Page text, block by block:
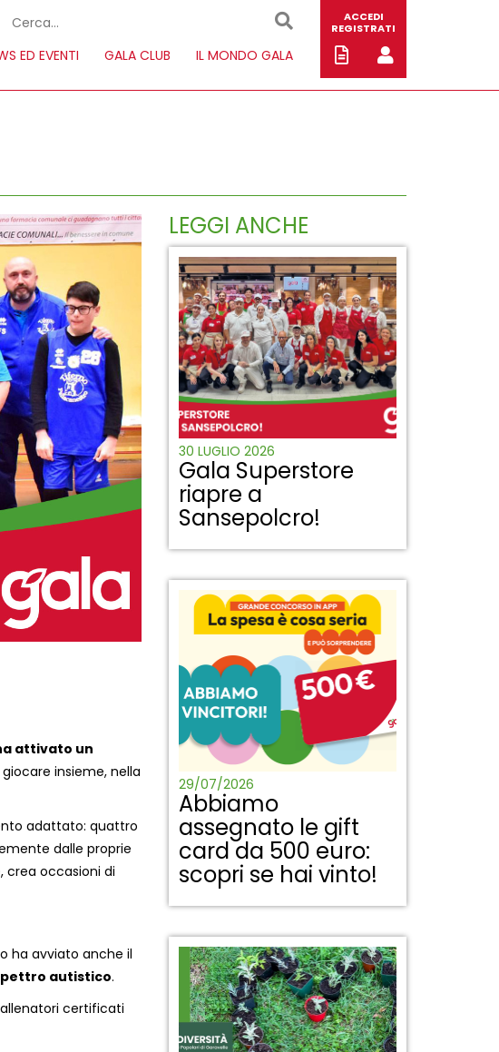
ED EVENTI GALA CLUB IL MONDO GALA
ACCEDI
REGISTRATI
attivato un
insieme, nella
adattato: quattro
dalle proprie
crea occasioni di
ha avviato anche il
autistico.
certificati
LEGGI ANCHE
30 LUGLIO 2026
Gala Superstore
riapre a
Sansepolcro!
29/07/2026
Abbiamo
assegnato le gift
card da 500 euro:
scopri se hai vinto!